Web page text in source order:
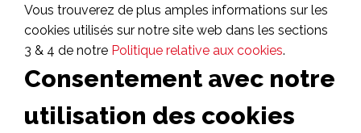
Vous trouverez de plus amples informations sur les
cookies utilisés sur notre site web dans les sections
3 & 4 de notre Politique relative aux cookies.
Consentement avec notre
utilisation des cookies